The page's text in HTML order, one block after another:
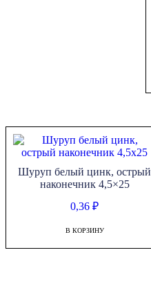
Шуруп белый цинк, острый
наконечник 4,5×25
0,36₽
В КОРЗИНУ